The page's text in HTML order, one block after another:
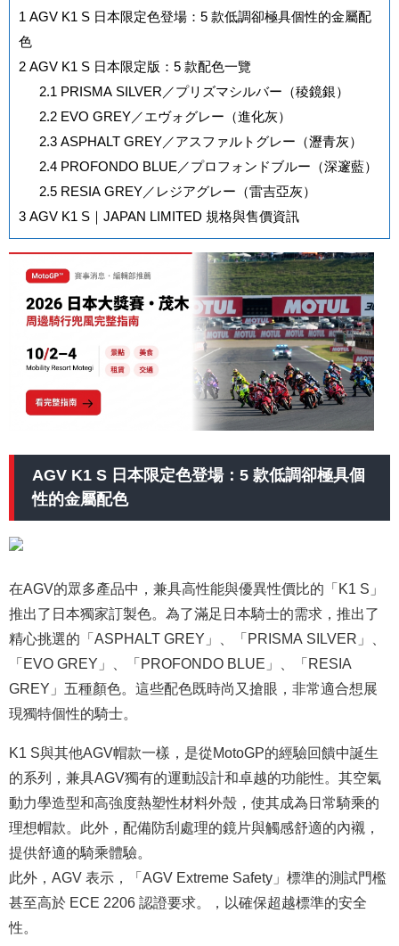
1 AGV K1 S 日本限定色登場：5 款低調卻極具個性的金屬配
色
2 AGV K1 S 日本限定版：5 款配色一覽
2.1 PRISMA SILVER／プリズマシルバー（稜鏡銀）
2.2EVO GREY／エヴォグレー（進化灰）
2.3ASPHALT GREY／アスファルトグレー（瀝青灰）
2.4PROFONDO BLUE／プロフォンドブルー（深邃藍）
2.5RESIA GREY／レジアグレー（雷吉亞灰）
3 AGV K1 S｜JAPAN LIMITED 規格與售價資訊
AGV K1 S 日本限定色登場：5 款低調卻極具個
性的金屬配色
在AGV的眾多產品中，兼具高性能與優異性價比的「K1 S」
推出了日本獨家訂製色。為了滿足日本騎士的需求，推出了
精心挑選的「ASPHALT GREY」、「PRISMA SILVER」、
「EVO GREY」、「PROFONDO BLUE」、「RESIA
GREY」五種顏色。這些配色既時尚又搶眼，非常適合想展
現獨特個性的騎士。
K1 S與其他AGV帽款一樣，是從MotoGP的經驗回饋中誕生
的系列，兼具AGV獨有的運動設計和卓越的功能性。其空氣
動力學造型和高強度熱塑性材料外殼，使其成為日常騎乘的
理想帽款。此外，配備防刮處理的鏡片與觸感舒適的內襯，
提供舒適的騎乘體驗。
此外，AGV 表示，「AGV Extreme Safety」標準的測試門檻
甚至高於 ECE 2206 認證要求。，以確保超越標準的安全
性。